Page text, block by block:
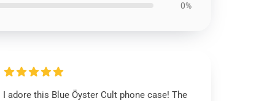
0%
I adore this Blue Öyster Cult phone case! The